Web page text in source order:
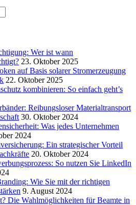
Wer ist wann
23. Oktober 2025
auf Basis solarer Stromerzeugung
22. Oktober 2025
kombinieren: So einfach geht’s
Reibungsloser Materialtransport
30. Oktober 2024
Was jedes Unternehmen
2024
Ein strategischer Vorteil
20. Oktober 2024
So nutzen Sie LinkedIn
Wie Sie mit der richtigen
9. August 2024
Die Wahlmöglichkeiten für Beamte in